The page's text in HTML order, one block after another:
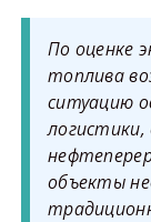
По оценке
топлива
ситуацию
объекты